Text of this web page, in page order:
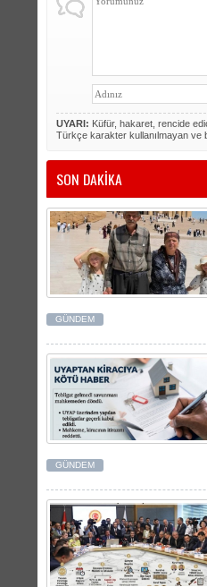
UYARI: Küfür, hakaret, rencide
Türkçe karakter kullanılmayan ve
SON DAKİKA
GÜNDEM
GÜNDEM